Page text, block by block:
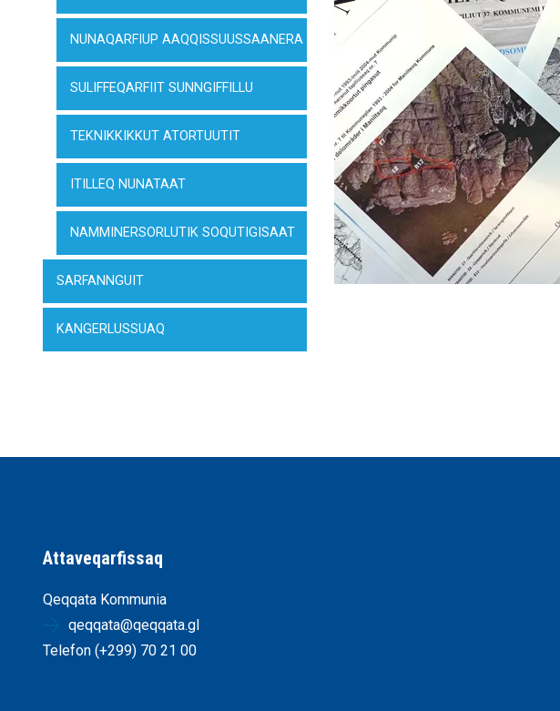
NUNAQARFIUP AAQQISSUUSSAANERA
SULIFFEQARFIIT SUNNGIFFILLU
TEKNIKKIKKUT ATORTUUTIT
ITILLEQ NUNATAAT
NAMMINERSORLUTIK SOQUTIGISAAT
SARFANNGUIT
KANGERLUSSUAQ
Attaveqarfissaq
Qeqqata Kommunia
qeqqata@qeqqata.gl
Telefon (+299) 70 21 00